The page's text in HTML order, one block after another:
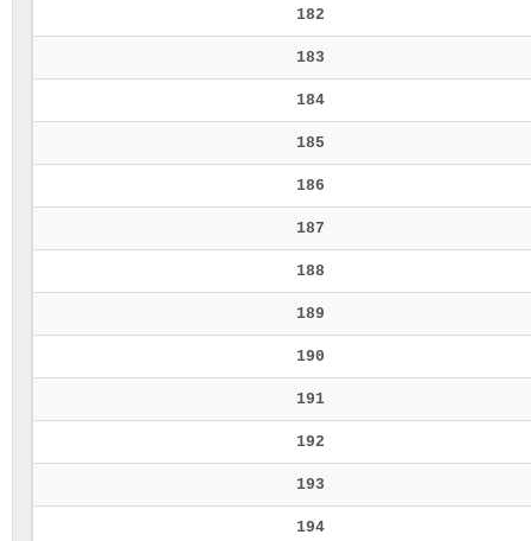
182
183
184
185
186
187
188
189
190
191
192
193
194